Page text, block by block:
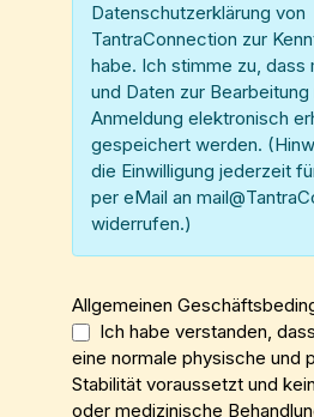
Datenschutzerklärung von
TantraConnection zur
habe. Ich stimme zu, dass
und Daten zur
Anmeldung elektronisch
gespeichert werden.
die Einwilligung jederzeit
per eMail an
widerrufen.)
Allgemeinen
Ich habe verstanden,
eine normale physische und
Stabilität voraussetzt und
oder medizinische